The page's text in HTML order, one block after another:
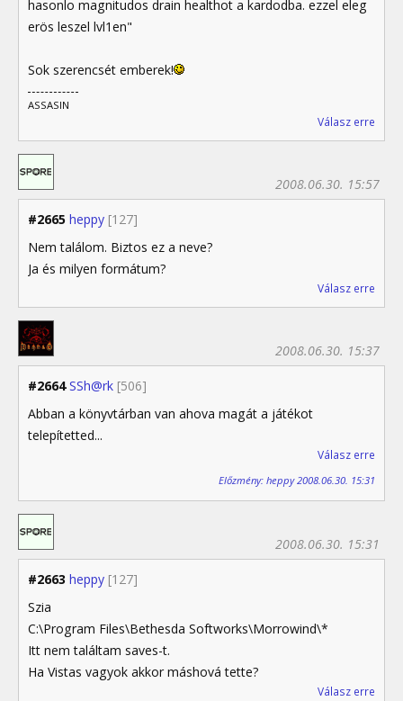
hasonlo magnitudos drain healthot a kardodba. ezzel eleg
erös leszel lvl1en"
Sok szerencsét emberek!
ASSASIN
Válasz erre
#2665 heppy [127]
2008.06.30. 15:57
Nem találom. Biztos ez a neve?
Ja és milyen formátum?
Válasz erre
#2664 SSh@rk [506]
2008.06.30. 15:37
Abban a könyvtárban van ahova magát a játékot
telepítetted...
Válasz erre
Előzmény: heppy 2008.06.30. 15:31
#2663 heppy [127]
2008.06.30. 15:31
Szia
C:\Program Files\Bethesda Softworks\Morrowind\*
Itt nem találtam saves-t.
Ha Vistas vagyok akkor máshová tette?
Válasz erre